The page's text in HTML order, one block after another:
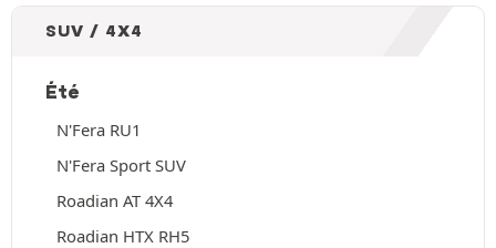
SUV / 4X4
Été
N'Fera RU1
N'Fera Sport SUV
Roadian AT 4X4
Roadian HTX RH5